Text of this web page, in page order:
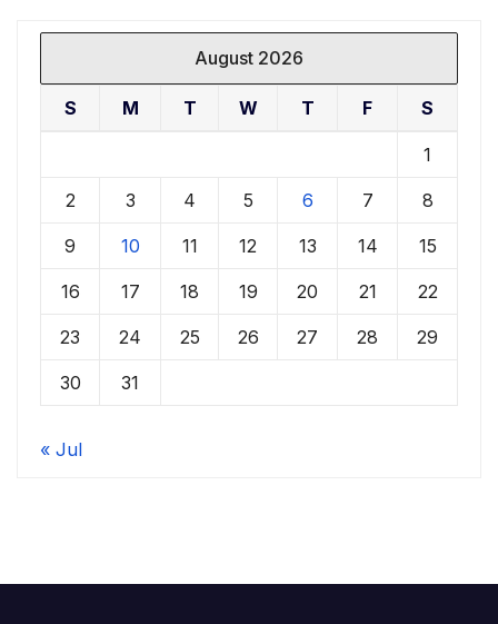
August 2026
S M T W T F S
1
2 3 4 5 6 7 8
9 10 11 12 13 14 15
16 17 18 19 20 21 22
23 24 25 26 27 28 29
30 31
« Jul